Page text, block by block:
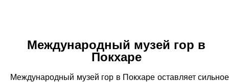
Международный музей гор в
Покхаре
Международный музей гор в Покхаре оставляет сильное